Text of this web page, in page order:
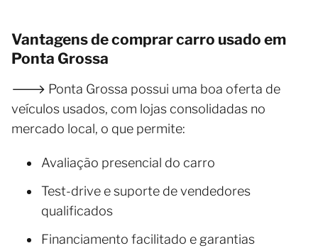
Vantagens de comprar carro usado em
Ponta Grossa
🡒 Ponta Grossa possui uma boa oferta de
veículos usados, com lojas consolidadas no
mercado local, o que permite:
Avaliação presencial do carro
Test-drive e suporte de vendedores
qualificados
Financiamento facilitado e garantias